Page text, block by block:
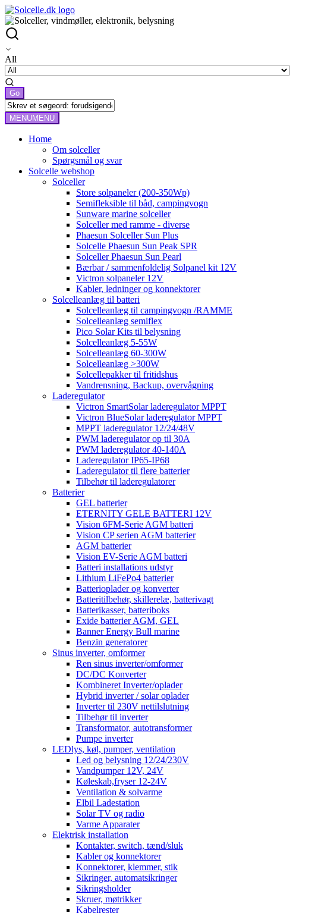
All
MENUMENU
Home
Om solceller
Spørgsmål og svar
Solcelle webshop
Solceller
Store solpaneler (200-350Wp)
Semifleksible til båd, campingvogn
Sunware marine solceller
Solceller med ramme - diverse
Phaesun Solceller Sun Plus
Solcelle Phaesun Sun Peak SPR
Solceller Phaesun Sun Pearl
Bærbar / sammenfoldelig Solpanel kit 12V
Victron solpaneler 12V
Kabler, ledninger og konnektorer
Solcelleanlæg til batteri
Solcelleanlæg til campingvogn /RAMME
Solcelleanlæg semiflex
Pico Solar Kits til belysning
Solcelleanlæg 5-55W
Solcelleanlæg 60-300W
Solcelleanlæg >300W
Solcellepakker til fritidshus
Vandrensning, Backup, overvågning
Laderegulator
Victron SmartSolar laderegulator MPPT
Victron BlueSolar laderegulator MPPT
MPPT laderegulator 12/24/48V
PWM laderegulator op til 30A
PWM laderegulator 40-140A
Laderegulator IP65-IP68
Laderegulator til flere batterier
Tilbehør til laderegulatorer
Batterier
GEL batterier
ETERNITY GELE BATTERI 12V
Vision 6FM-Serie AGM batteri
Vision CP serien AGM batterier
AGM batterier
Vision EV-Serie AGM batteri
Batteri installations udstyr
Lithium LiFePo4 batterier
Batterioplader og konverter
Batteritilbehør, skillerelæ, batterivagt
Batterikasser, batteriboks
Exide batterier AGM, GEL
Banner Energy Bull marine
Benzin generatorer
Sinus inverter, omformer
Ren sinus inverter/omformer
DC/DC Konverter
Kombineret Inverter/oplader
Hybrid inverter / solar oplader
Inverter til 230V nettilslutning
Tilbehør til inverter
Transformator, autotransformer
Pumpe inverter
LEDlys, køl, pumper, ventilation
Led og belysning 12/24/230V
Vandpumper 12V, 24V
Køleskab,fryser 12-24V
Ventilation & solvarme
Elbil Ladestation
Solar TV og radio
Varme Apparater
Elektrisk installation
Kontakter, switch, tænd/sluk
Kabler og konnektorer
Konnektorer, klemmer, stik
Sikringer, automatsikringer
Sikringsholder
Skruer, møtrikker
Kabelrester